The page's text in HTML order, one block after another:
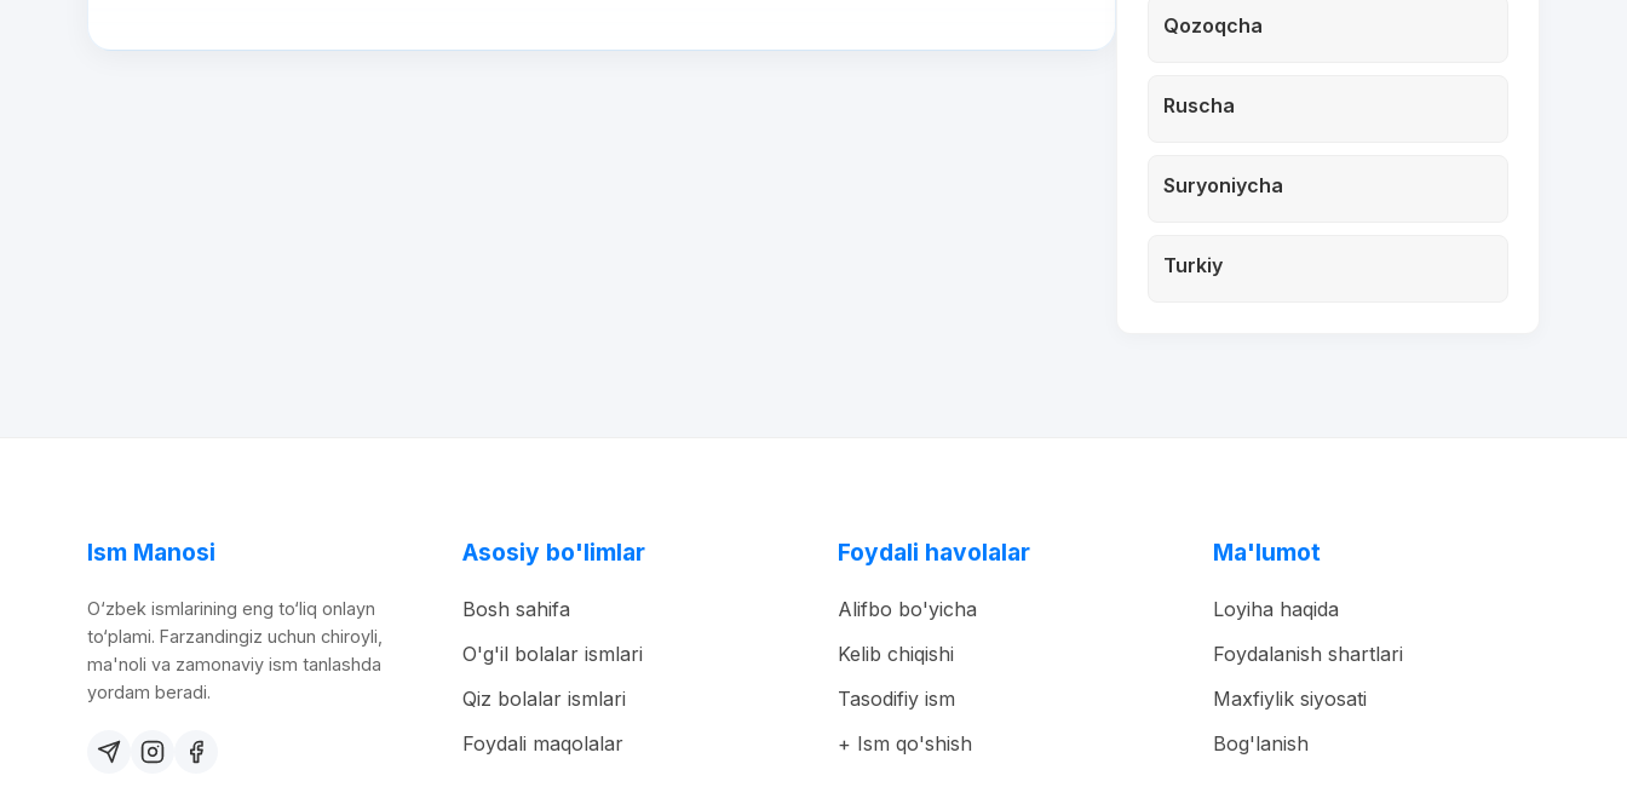
Qozoqcha
Ruscha
Suryoniycha
Turkiy
Ism Manosi
O‘zbek ismlarining eng to‘liq onlayn
to‘plami. Farzandingiz uchun chiroyli,
ma'noli va zamonaviy ism tanlashda
yordam beradi.
Asosiy bo'limlar
Bosh sahifa
O'g'il bolalar ismlari
Qiz bolalar ismlari
Foydali maqolalar
Foydali havolalar
Alifbo bo'yicha
Kelib chiqishi
Tasodifiy ism
+ Ism qo'shish
Ma'lumot
Loyiha haqida
Foydalanish shartlari
Maxfiylik siyosati
Bog'lanish